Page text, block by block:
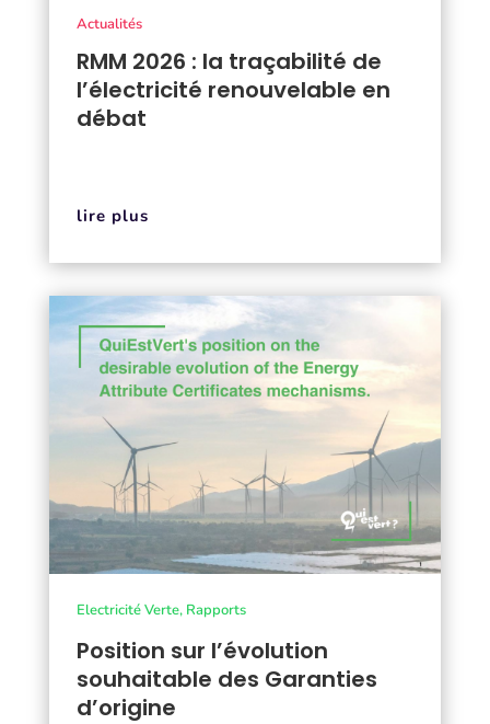
RMM 2026 : la traçabilité de
l’électricité renouvelable en
débat
Actualités
lire plus
Position sur l’évolution
souhaitable des Garanties
d’origine
Electricité Verte, Rapports